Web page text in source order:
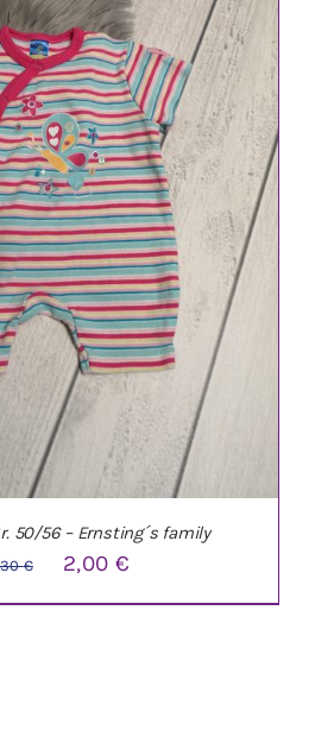
/ DETAILS
50/56 – Ernsting´s family
€
Ursprünglicher
Preis
2,00 €Aktueller
Preis